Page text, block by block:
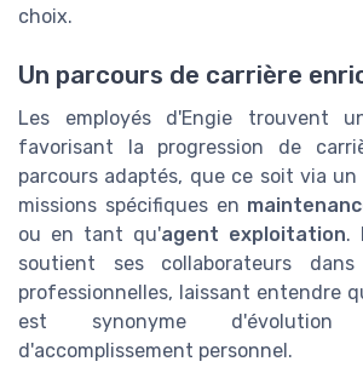
choix.
Un parcours de carrière
Les employés d'Engie trouvent
favorisant la progression de
parcours adaptés, que ce soit via un
missions spécifiques en
ou en tant qu'agent exploitation.
soutient ses collaborateurs
professionnelles, laissant entendre
est synonyme
d'accomplissement personnel.